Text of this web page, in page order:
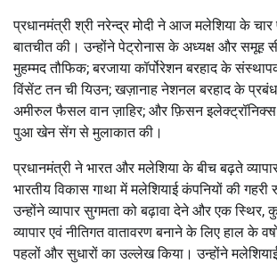
प्रधानमंत्री श्री नरेन्‍द्र मोदी ने आज मलेशिया के चार
बातचीत की। उन्होंने पेट्रोनास के अध्यक्ष और समूह
मुहम्मद तौफिक; बरजाया कॉर्पोरेशन बरहाद के
विंसेंट तन ची यिउन; खज़ानाह नेशनल बरहाद के
अमीरुल फैसल वान ज़ाहिर; और फ़िसन
पुआ खेन सेंग से मुलाकात की।
प्रधानमंत्री ने भारत और मलेशिया के बीच बढ़ते
भारतीय विकास गाथा में मलेशियाई कंपनियों की गहरी
उन्होंने व्यापार सुगमता को बढ़ावा देने और एक स्थिर,
व्यापार एवं नीतिगत वातावरण बनाने के लिए हाल के
पहलों और सुधारों का उल्लेख किया। उन्होंने